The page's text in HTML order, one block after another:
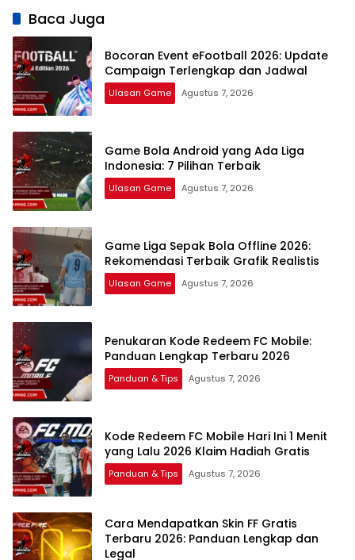
2026Baca Juga
Bocoran Event eFootball 2026: Update
Campaign Terlengkap dan Jadwal
Ulasan Game Agustus 7, 2026
Game Bola Android yang Ada Liga
Indonesia: 7 Pilihan Terbaik
Ulasan Game Agustus 7, 2026
Game Liga Sepak Bola Offline 2026:
Rekomendasi Terbaik Grafik Realistis
Ulasan Game Agustus 7, 2026
Penukaran Kode Redeem FC Mobile:
Panduan Lengkap Terbaru 2026
Panduan & Tips Agustus 7, 2026
Kode Redeem FC Mobile Hari Ini 1 Menit
yang Lalu 2026 Klaim Hadiah Gratis
Panduan & Tips Agustus 7, 2026
Cara Mendapatkan Skin FF Gratis
Terbaru 2026: Panduan Lengkap dan
Legal